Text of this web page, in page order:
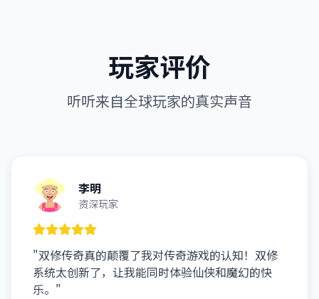
玩家评价
听听来自全球玩家的真实声音
李明
资深玩家
"双修传奇真的颠覆了我对传奇游戏的认知！双修
系统太创新了，让我能同时体验仙侠和魔幻的快
乐。"